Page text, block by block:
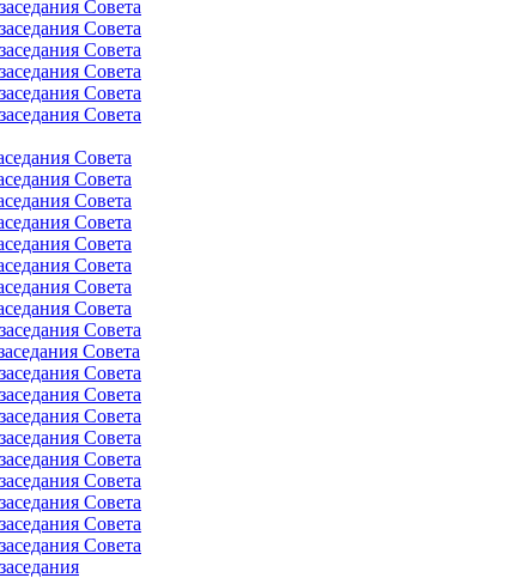
Совета
Совета
Совета
Совета
Совета
Совета
Совета
Совета
Совета
Совета
Совета
Совета
Совета
Совета
Совета
Совета
Совета
Совета
Совета
Совета
Совета
Совета
Совета
Совета
Совета